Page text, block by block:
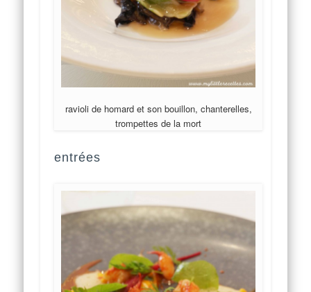
ravioli de homard et son bouillon, chanterelles,
trompettes de la mort
entrées